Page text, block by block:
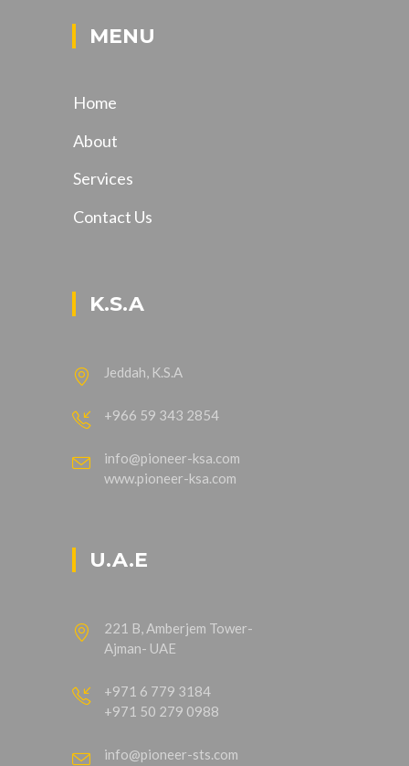
MENU
Home
About
Services
Contact Us
K.S.A
Jeddah, K.S.A
+966 59 343 2854
info@pioneer-ksa.com
www.pioneer-ksa.com
U.A.E
221 B, Amberjem Tower-
Ajman- UAE
+971 6 779 3184
+971 50 279 0988
info@pioneer-sts.com